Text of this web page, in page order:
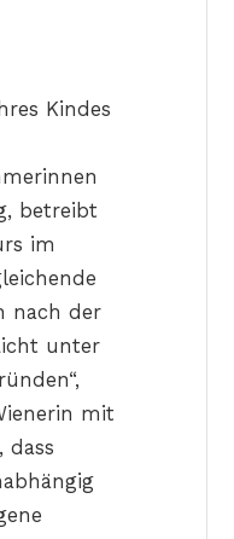
Kindes
betreibt
im
nach der
unter
mit
dass